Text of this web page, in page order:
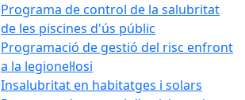
Programa de control de la salubritat
de les piscines d'ús públic
Programació de gestió del risc enfront
a la legionel·losi
Insalubritat en habitatges i solars